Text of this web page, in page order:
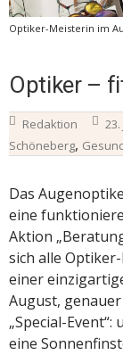
Optiker-Meisterin im
Optiker –
Redaktion 23.
Schöneberg,
Das
eine
Aktion
sich alle
einer
August,
„Special-
eine